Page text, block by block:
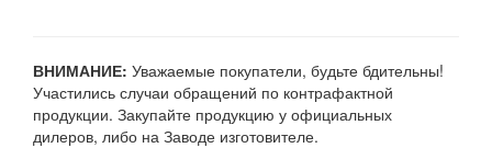
ВНИМАНИЕ: Уважаемые покупатели, будьте бдительны!
Участились случаи обращений по контрафактной
продукции. Закупайте продукцию у официальных
дилеров, либо на Заводе изготовителе.